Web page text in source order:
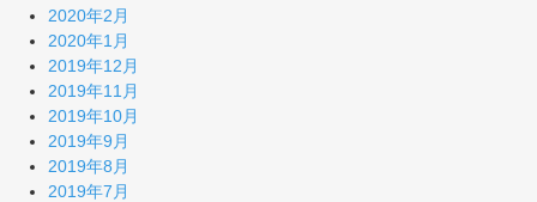
2020年2月
2020年1月
2019年12月
2019年11月
2019年10月
2019年9月
2019年8月
2019年7月